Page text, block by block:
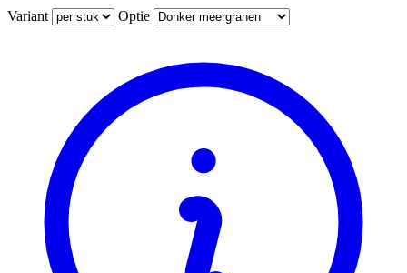
Variant Optie